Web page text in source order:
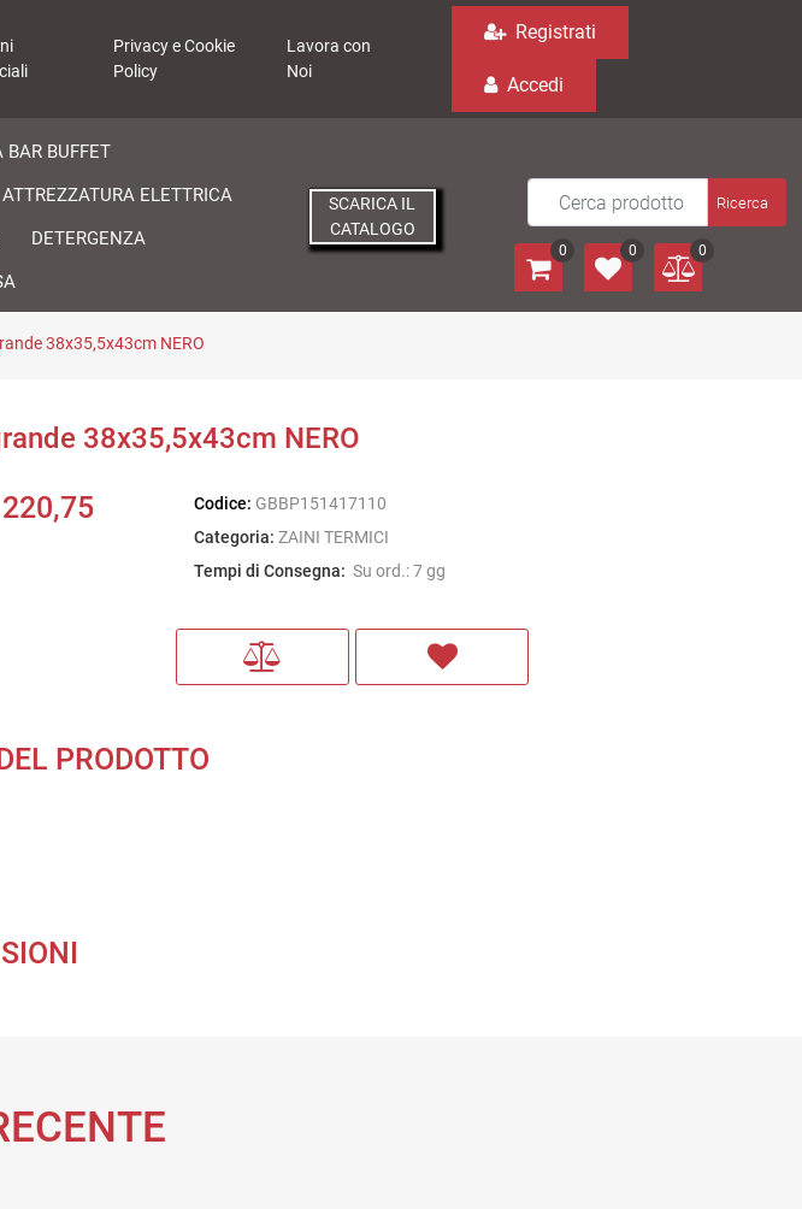
Privacy e Cookie
Policy
Lavora con
Noi
Registrati
Accedi
BAR BUFFET
ATTREZZATURA ELETTRICA
DETERGENZA
SCARICA IL
CATALOGO
0 0 0
38x35,5x43cm NERO
38x35,5x43cm NERO
Codice: GBBP151417110
Categoria: ZAINI TERMICI
Tempi di Consegna: Su ord.: 7 gg
PRODOTTO